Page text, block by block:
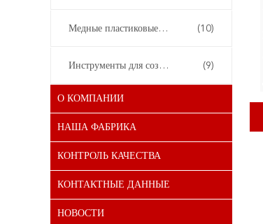
Медные пластиковые панели (10)
Инструменты для создания сетей (9)
О КОМПАНИИ
НАША ФАБРИКА
КОНТРОЛЬ КАЧЕСТВА
КОНТАКТНЫЕ ДАННЫЕ
НОВОСТИ